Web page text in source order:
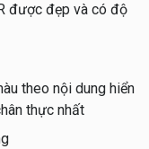
được đẹp và có độ
theo nội dung hiển
thực nhất